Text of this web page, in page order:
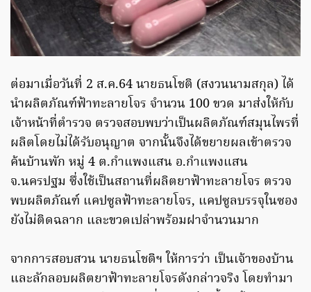
ต่อมาเมื่อวันที่ 2 ส.ค.64 นายธนโชติ (สงวนนามสกุล) ได้
นำผลิตภัณฑ์ฟ้าทะลายโจร จำนวน 100 ขวด มาส่งให้กับ
เจ้าหน้าที่ตำรวจ ตรวจสอบพบว่าเป็นผลิตภัณฑ์สมุนไพรที่
ผลิตโดยไม่ได้รับอนุญาต จากนั้นจึงได้ขยายผลเข้าตรวจ
ค้นบ้านพัก หมู่ 4 ต.กำแพงแสน อ.กำแพงแสน
จ.นครปฐม ซึ่งใช้เป็นสถานที่ผลิตยาฟ้าทะลายโจร ตรวจ
พบผลิตภัณฑ์ แคปซูลฟ้าทะลายโจร, แคปซูลบรรจุในซอง
ยังไม่ติดฉลาก และขวดเปล่าพร้อมฝาจำนวนมาก
จากการสอบสวน นายธนโชติฯ ให้การว่า เป็นเจ้าของบ้าน
และลักลอบผลิตยาฟ้าทะลายโจรดังกล่าวจริง โดยทำมา